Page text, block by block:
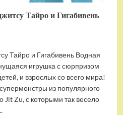
Тайро и Гигабивень
Тайро и Гигабивень Водная
игрушка с сюрпризом
и взрослых со всего мира!
из популярного
Zu, с которыми так весело